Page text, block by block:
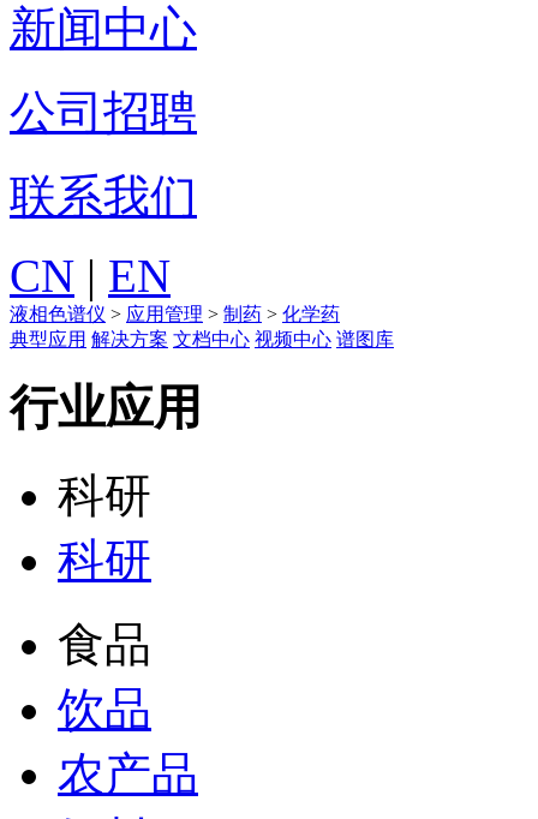
新闻中心
公司招聘
联系我们
CN | EN
液相色谱仪 > 应用管理 > 制药 > 化学药
典型应用 解决方案 文档中心 视频中心 谱图库
行业应用
科研
科研
食品
饮品
农产品